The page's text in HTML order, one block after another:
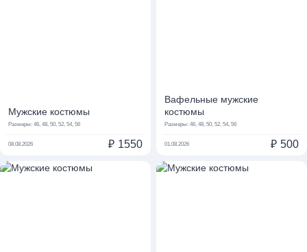
Мужские костюмы
Размеры: 46, 48, 50, 52, 54, 56
08.08.2026 ₽ 1550
Вафельные мужские
костюмы
Размеры: 46, 48, 50, 52, 54, 56
01.08.2026 ₽ 500